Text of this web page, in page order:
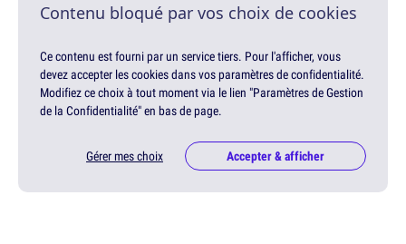
Contenu bloqué par vos choix de cookies
Ce contenu est fourni par un service tiers. Pour l'afficher, vous
devez accepter les cookies dans vos paramètres de confidentialité.
Modifiez ce choix à tout moment via le lien "Paramètres de Gestion
de la Confidentialité" en bas de page.
Gérer mes choix Accepter & afficher